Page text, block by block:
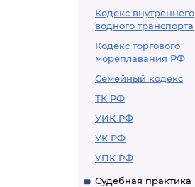
Кодекс внутреннего
водного транспорта
Кодекс торгового
мореплавания РФ
Семейный кодекс
ТК РФ
УИК РФ
УК РФ
УПК РФ
Судебная практика